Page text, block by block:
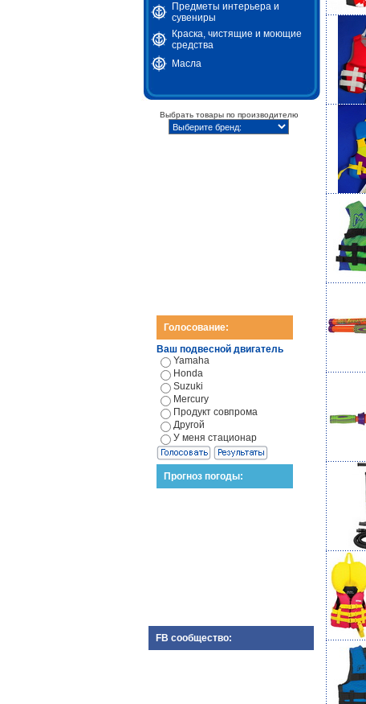
Предметы интерьера и
сувениры
Краска, чистящие и моющие
средства
Масла
Выбрать товары по производителю
Голосование:
Ваш подвесной двигатель
Yamaha
Honda
Suzuki
Mercury
Продукт совпрома
Другой
У меня стационар
Прогноз погоды:
FB сообщество: